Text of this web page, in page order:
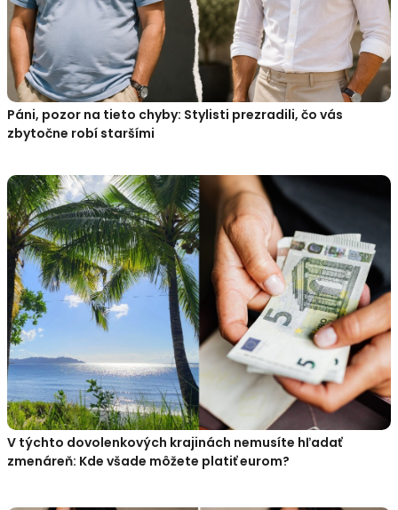
Páni, pozor na tieto chyby: Stylisti prezradili, čo vás
zbytočne robí staršími
V týchto dovolenkových krajinách nemusíte hľadať
zmenáreň: Kde všade môžete platiť eurom?